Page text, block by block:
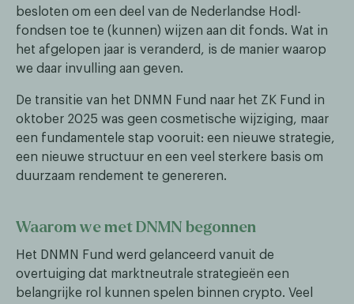
besloten om een deel van de Nederlandse Hodl-
fondsen toe te (kunnen) wijzen aan dit fonds. Wat in
het afgelopen jaar is veranderd, is de manier waarop
we daar invulling aan geven.
De transitie van het DNMN Fund naar het ZK Fund in
oktober 2025 was geen cosmetische wijziging, maar
een fundamentele stap vooruit: een nieuwe strategie,
een nieuwe structuur en een veel sterkere basis om
duurzaam rendement te genereren.
Waarom we met DNMN begonnen
Het DNMN Fund werd gelanceerd vanuit de
overtuiging dat marktneutrale strategieën een
belangrijke rol kunnen spelen binnen crypto. Veel